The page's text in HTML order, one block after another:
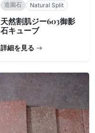
造園石 Natural Split
天然割肌ジー603御影
石キューブ
詳細を見る